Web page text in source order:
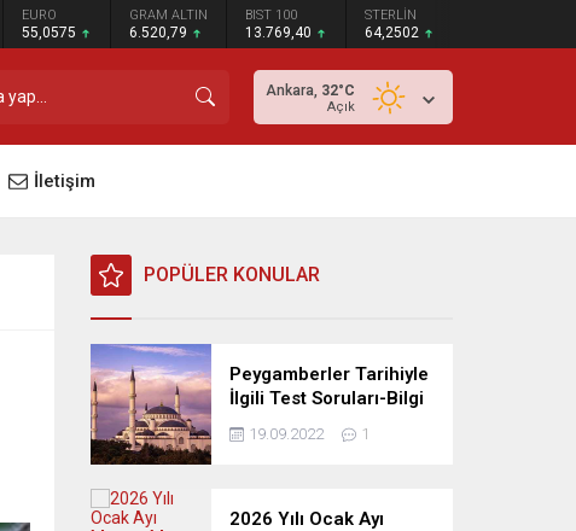
EURO
55,0575
GRAM ALTIN
6.520,79
BIST 100
13.769,40
STERLİN
64,2502
Ankara, 32°C
Açık
İletişim
POPÜLER KONULAR
Peygamberler Tarihiyle
İlgili Test Soruları-Bilgi
Yarışması
19.09.2022 1
2026 Yılı Ocak Ayı